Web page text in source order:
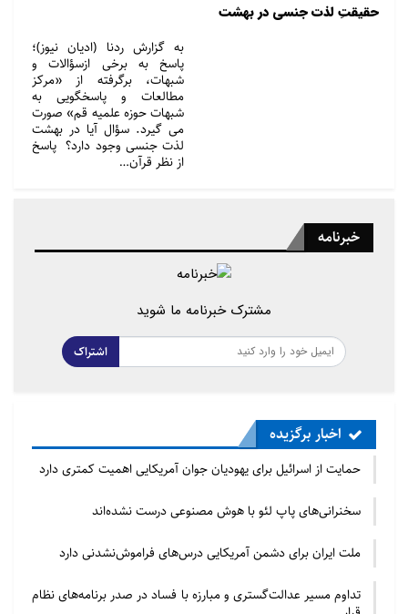
حقیقتِ لذت جنسی در بهشت
به گزارش ردنا (ادیان نیوز)؛
پاسخ به برخی ازسؤالات و
شبهات، برگرفته از «مرکز
مطالعات و پاسخگویی به
شبهات حوزه علمیه قم» صورت
می گیرد. سؤال آیا در بهشت
لذت جنسی وجود دارد؟ پاسخ
از نظر قرآن…
خبرنامه
مشترک خبرنامه ما شوید
اشتراک
اخبار برگزیده
حمایت از اسرائیل برای یهودیان جوان آمریکایی اهمیت کمتری دارد
سخنرانی‌های پاپ لئو با هوش مصنوعی درست نشده‌اند
ملت ایران برای دشمن آمریکایی درس‌های فراموش‌نشدنی دارد
تداوم مسیر عدالت‌گستری و مبارزه با فساد در صدر برنامه‌های نظام